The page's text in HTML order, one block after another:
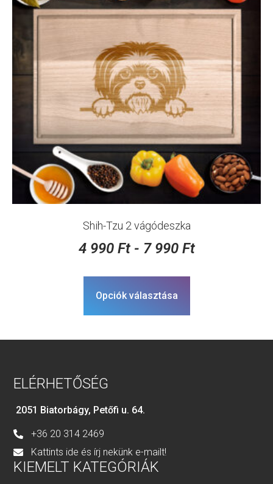
Shih-Tzu 2 vágódeszka
4 990 Ft- 7 990 Ft
Opciók választása
ELÉRHETŐSÉG
2051 Biatorbágy, Petőfi u. 64.
+36 20 314 2469
Kattints ide és írj nekünk e-mailt!
KIEMELT KATEGÓRIÁK